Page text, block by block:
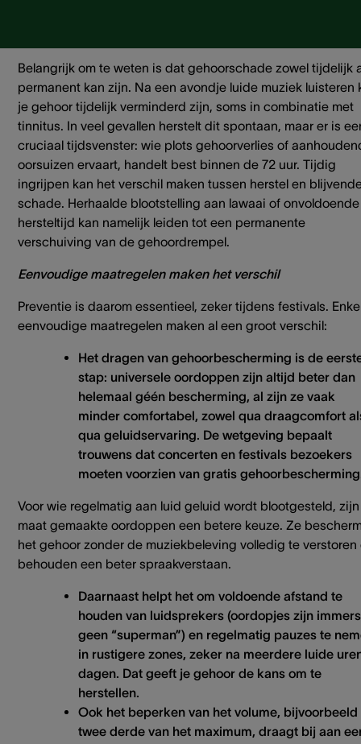
Belangrijk om te weten is dat gehoorschade zowel tijdelijk
permanent kan zijn. Na een avondje luide muziek luisteren
je gehoor tijdelijk verminderd zijn, soms in combinatie met
tinnitus. In veel gevallen herstelt dit spontaan, maar er is
cruciaal tijdsvenster: wie plots gehoorverlies of
oorsuizen ervaart, handelt best binnen de 72 uur. Tijdig
ingrijpen kan het verschil maken tussen herstel en
schade. Herhaalde blootstelling aan lawaai of onvoldoende
hersteltijd kan namelijk leiden tot een permanente
verschuiving van de gehoordrempel.
Eenvoudige maatregelen maken het verschil
Preventie is daarom essentieel, zeker tijdens festivals.
eenvoudige maatregelen maken al een groot verschil:
Het dragen van gehoorbescherming is de
stap: universele oordoppen zijn altijd beter dan
helemaal géén bescherming, al zijn ze vaak
minder comfortabel, zowel qua draagcomfort
qua geluidservaring. De wetgeving bepaalt
trouwens dat concerten en festivals bezoekers
moeten voorzien van gratis
Voor wie regelmatig aan luid geluid wordt blootgesteld,
maat gemaakte oordoppen een betere keuze. Ze
het gehoor zonder de muziekbeleving volledig te verstoren
behouden een beter spraakverstaan.
Daarnaast helpt het om voldoende afstand te
houden van luidsprekers (oordopjes zijn immers
geen “superman”) en regelmatig pauzes te
in rustigere zones, zeker na meerdere luide
dagen. Dat geeft je gehoor de kans om te
herstellen.
Ook het beperken van het volume, bijvoorbeeld
twee derde van het maximum, draagt bij aan